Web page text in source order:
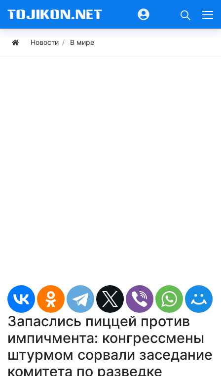
Новости В мире
Запаслись пиццей против
импичмента: конгрессмены
штурмом сорвали заседание
комитета по разведке